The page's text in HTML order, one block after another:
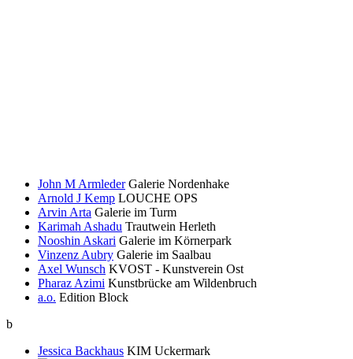
John M Armleder Galerie Nordenhake
Arnold J Kemp LOUCHE OPS
Arvin Arta Galerie im Turm
Karimah Ashadu Trautwein Herleth
Nooshin Askari Galerie im Körnerpark
Vinzenz Aubry Galerie im Saalbau
Axel Wunsch KVOST - Kunstverein Ost
Pharaz Azimi Kunstbrücke am Wildenbruch
a.o. Edition Block
b
Jessica Backhaus KIM Uckermark